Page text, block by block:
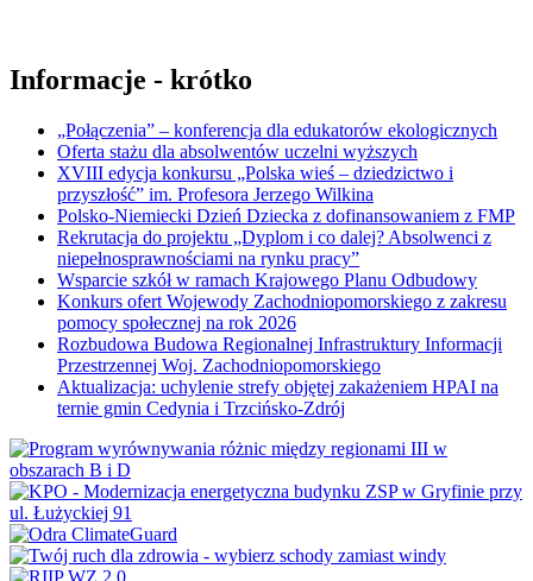
Informacje - krótko
„Połączenia” – konferencja dla edukatorów ekologicznych
Oferta stażu dla absolwentów uczelni wyższych
XVIII edycja konkursu „Polska wieś – dziedzictwo i
przyszłość” im. Profesora Jerzego Wilkina
Polsko-Niemiecki Dzień Dziecka z dofinansowaniem z FMP
Rekrutacja do projektu „Dyplom i co dalej? Absolwenci z
niepełnosprawnościami na rynku pracy”
Wsparcie szkół w ramach Krajowego Planu Odbudowy
Konkurs ofert Wojewody Zachodniopomorskiego z zakresu
pomocy społecznej na rok 2026
Rozbudowa Budowa Regionalnej Infrastruktury Informacji
Przestrzennej Woj. Zachodniopomorskiego
Aktualizacja: uchylenie strefy objętej zakażeniem HPAI na
ternie gmin Cedynia i Trzcińsko-Zdrój